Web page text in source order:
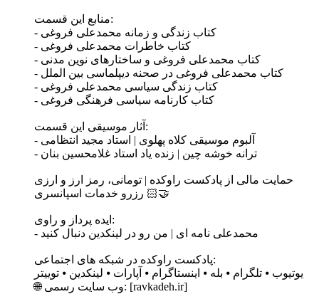
منابع این قسمت:
- کتاب زندگی و زمانه محمدعلی فروغی
- کتاب خاطرات محمدعلی فروغی
- کتاب محمدعلی فروغی و ساختارهای نوین مدنی
- کتاب محمدعلی فروغی در صحنه دیپلماسی بین الملل
- کتاب زندگی سیاسی محمدعلی فروغی
- کتاب کارنامه سیاسی فرهنگی فروغی
آثار موسیقی این قسمت:
- آلبوم موسیقی کلاه پهلوی | استاد مجید انتظامی
- ترانه خوشه چین | زنده یاد استاد غلامحسین بنان
حمایت مالی از پادکست راوکده | تومانی، رمز ارز و ارزی
رزرو خدمات اسپانسری 🤝🏻
ایده پرداز و راوی:
- محمدعلی نامه ای | من رو در لینکدین دنبال کنید
پادکست راوکده در شبکه های اجتماعی:
یوتیوب ⦁ تلگرام ⦁ بله ⦁ اینستاگرام ⦁ آپارات ⦁ لینکدین ⦁ توییتر
🌐 وب‌ سایت رسمی: [ravkadeh.ir]